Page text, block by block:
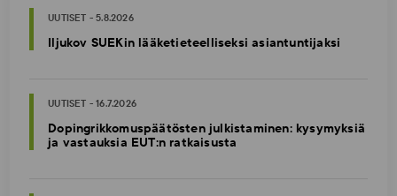
UUTISET - 5.8.2026
Iljukov SUEKin lääketieteelliseksi asiantuntijaksi
UUTISET - 16.7.2026
Dopingrikkomuspäätösten julkistaminen: kysymyksiä
ja vastauksia EUT:n ratkaisusta